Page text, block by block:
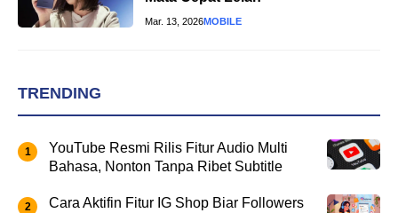
Mar. 13, 2026MOBILE
TRENDING
YouTube Resmi Rilis Fitur Audio Multi
Bahasa, Nonton Tanpa Ribet Subtitle
Cara Aktifin Fitur IG Shop Biar Followers